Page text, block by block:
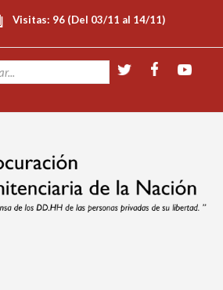
Visitas: 96 (Del 03/11 al 14/11)